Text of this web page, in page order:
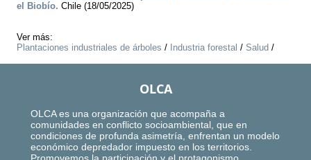
el Biobío. Chile (18/05/2025)
Ver más:
Plantaciones industriales de árboles / Industria forestal / Salud /
OLCA
OLCA es una organización que acompaña a
comunidades en conflicto socioambiental, que en
condiciones de profunda asimetría, enfrentan un modelo
económico depredador impuesto en los territorios.